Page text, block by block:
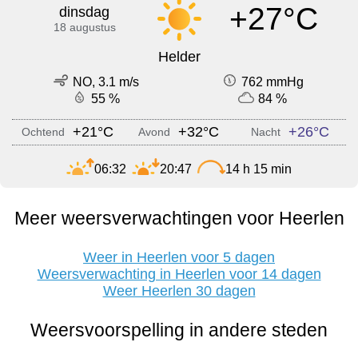
dinsdag
18 augustus +27°C
Helder
NO, 3.1 m/s
762 mmHg
55 %
84 %
Ochtend +21°C Avond +32°C Nacht +26°C
06:32 20:47 14 h 15 min
Meer weersverwachtingen voor Heerlen
Weer in Heerlen voor 5 dagen
Weersverwachting in Heerlen voor 14 dagen
Weer Heerlen 30 dagen
Weersvoorspelling in andere steden